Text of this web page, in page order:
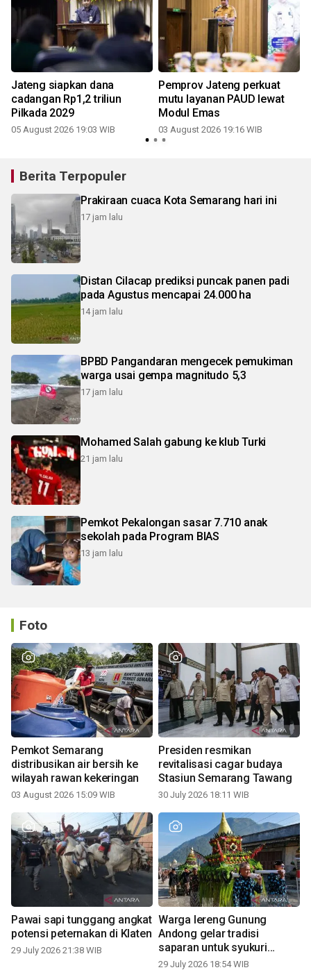
Jateng siapkan dana
cadangan Rp1,2 triliun
Pilkada 2029
05 August 2026 19:03 WIB
Pemprov Jateng perkuat
mutu layanan PAUD lewat
Modul Emas
03 August 2026 19:16 WIB
Berita Terpopuler
Prakiraan cuaca Kota Semarang hari ini
17 jam lalu
Distan Cilacap prediksi puncak panen padi
pada Agustus mencapai 24.000 ha
14 jam lalu
BPBD Pangandaran mengecek pemukiman
warga usai gempa magnitudo 5,3
17 jam lalu
Mohamed Salah gabung ke klub Turki
21 jam lalu
Pemkot Pekalongan sasar 7.710 anak
sekolah pada Program BIAS
13 jam lalu
Foto
Pemkot Semarang
distribusikan air bersih ke
wilayah rawan kekeringan
03 August 2026 15:09 WIB
Presiden resmikan
revitalisasi cagar budaya
Stasiun Semarang Tawang
30 July 2026 18:11 WIB
Pawai sapi tunggang angkat
potensi peternakan di Klaten
29 July 2026 21:38 WIB
Warga lereng Gunung
Andong gelar tradisi
saparan untuk syukuri
panen
29 July 2026 18:54 WIB